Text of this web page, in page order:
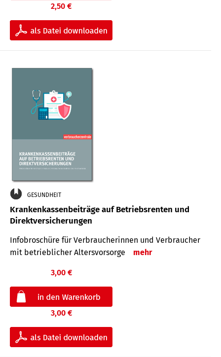
2,50 €
GESUNDHEIT
Krankenkassenbeiträge auf Betriebsrenten und
Direktversicherungen
Infobroschüre für Verbraucherinnen und Verbraucher
mit betrieblicher Altersvorsorge
mehr
3,00 €
3,00 €